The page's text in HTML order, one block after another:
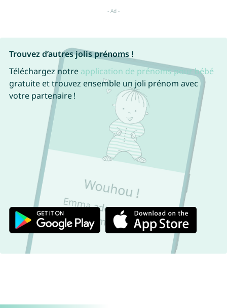
Trouvez d’autres jolis prénoms !
Téléchargez notre application de prénoms pour bébé
gratuite et trouvez ensemble un joli prénom avec
votre partenaire !